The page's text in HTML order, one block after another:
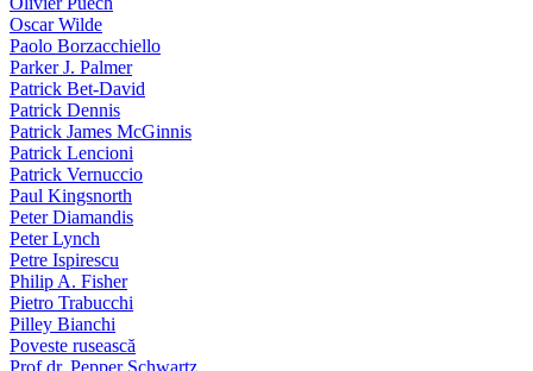
Oscar Wilde
Paolo Borzacchiello
Parker J. Palmer
Patrick Bet-David
Patrick Dennis
Patrick James McGinnis
Patrick Lencioni
Patrick Vernuccio
Paul Kingsnorth
Peter Diamandis
Peter Lynch
Petre Ispirescu
Philip A. Fisher
Pietro Trabucchi
Pilley Bianchi
Poveste rusească
Prof dr. Pepper Schwartz